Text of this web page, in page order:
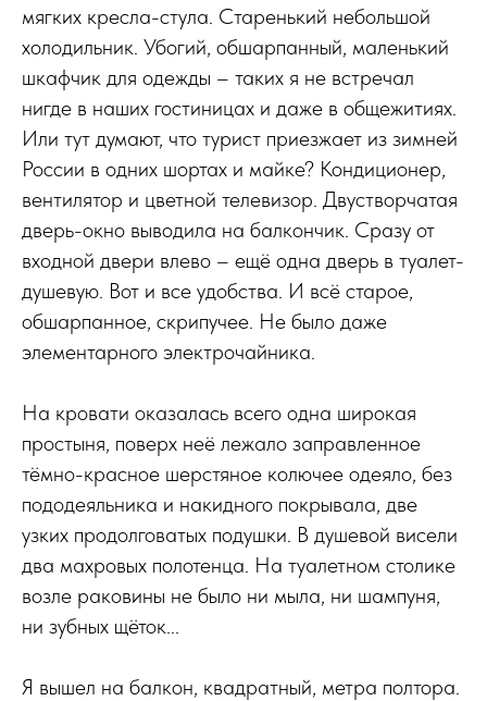
мягких кресла-стула. Старенький небольшой
холодильник. Убогий, обшарпанный, маленький
шкафчик для одежды – таких я не встречал
нигде в наших гостиницах и даже в общежитиях.
Или тут думают, что турист приезжает из зимней
России в одних шортах и майке? Кондиционер,
вентилятор и цветной телевизор. Двустворчатая
дверь-окно выводила на балкончик. Сразу от
входной двери влево – ещё одна дверь в туалет-
душевую. Вот и все удобства. И всё старое,
обшарпанное, скрипучее. Не было даже
элементарного электрочайника.
На кровати оказалась всего одна широкая
простыня, поверх неё лежало заправленное
тёмно-красное шерстяное колючее одеяло, без
пододеяльника и накидного покрывала, две
узких продолговатых подушки. В душевой висели
два махровых полотенца. На туалетном столике
возле раковины не было ни мыла, ни шампуня,
ни зубных щёток...
Я вышел на балкон, квадратный, метра полтора.